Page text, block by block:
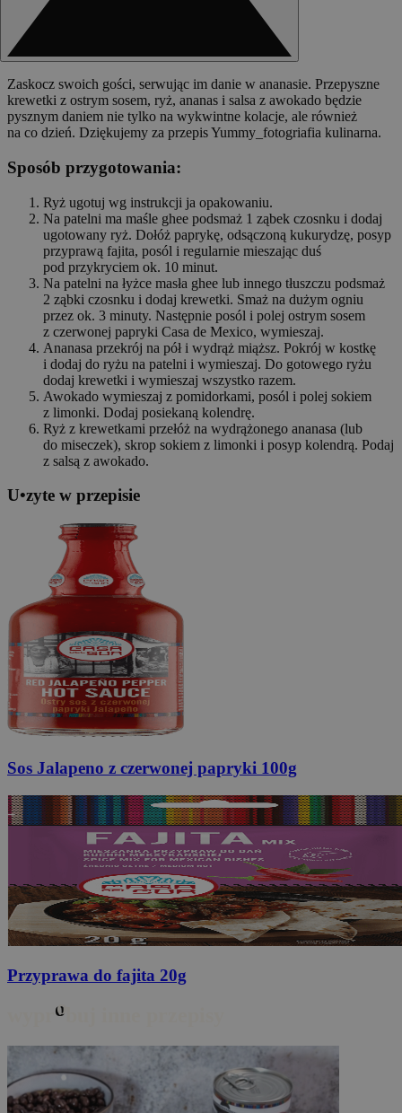
Zaskocz swoich gości, serwując im danie w ananasie. Przepyszne
krewetki z ostrym sosem, ryż, ananas i salsa z awokado będzie
pysznym daniem nie tylko na wykwintne kolacje, ale również
na co dzień. Dziękujemy za przepis Yummy_fotogriafia kulinarna.
Sposób przygotowania:
Ryż ugotuj wg instrukcji ja opakowaniu.
Na patelni ma maśle ghee podsmaż 1 ząbek czosnku i dodaj
ugotowany ryż. Dołóż paprykę, odsączoną kukurydzę, posyp
przyprawą fajita, posól i regularnie mieszając duś
pod przykryciem ok. 10 minut.
Na patelni na łyżce masła ghee lub innego tłuszczu podsmaż
2 ząbki czosnku i dodaj krewetki. Smaż na dużym ogniu
przez ok. 3 minuty. Następnie posól i polej ostrym sosem
z czerwonej papryki Casa de Mexico, wymieszaj.
Ananasa przekrój na pół i wydrąż miąższ. Pokrój w kostkę
i dodaj do ryżu na patelni i wymieszaj. Do gotowego ryżu
dodaj krewetki i wymieszaj wszystko razem.
Awokado wymieszaj z pomidorkami, posól i polej sokiem
z limonki. Dodaj posiekaną kolendrę.
Ryż z krewetkami przełóż na wydrążonego ananasa (lub
do miseczek), skrop sokiem z limonki i posyp kolendrą. Podaj
z salsą z awokado.
U•zyte w przepisie
Sos Jalapeno z czerwonej papryki 100g
Przyprawa do fajita 20g
o